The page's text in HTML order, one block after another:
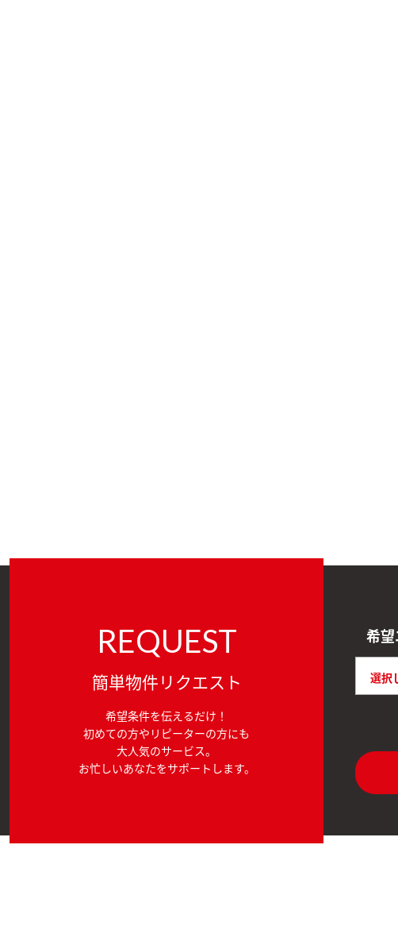
REQUEST
簡単物件リクエスト
希望条件を伝えるだけ！
初めての方やリピーターの方にも
大人気のサービス。
お忙しいあなたをサポートします。
希